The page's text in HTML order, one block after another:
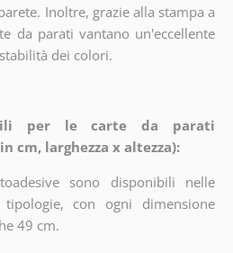
Inoltre, grazie alla stampa a
da parati vantano un'eccellente
dei colori.
per le carte da parati
cm, larghezza x altezza):
sono disponibili nelle
con ogni dimensione
49 cm.